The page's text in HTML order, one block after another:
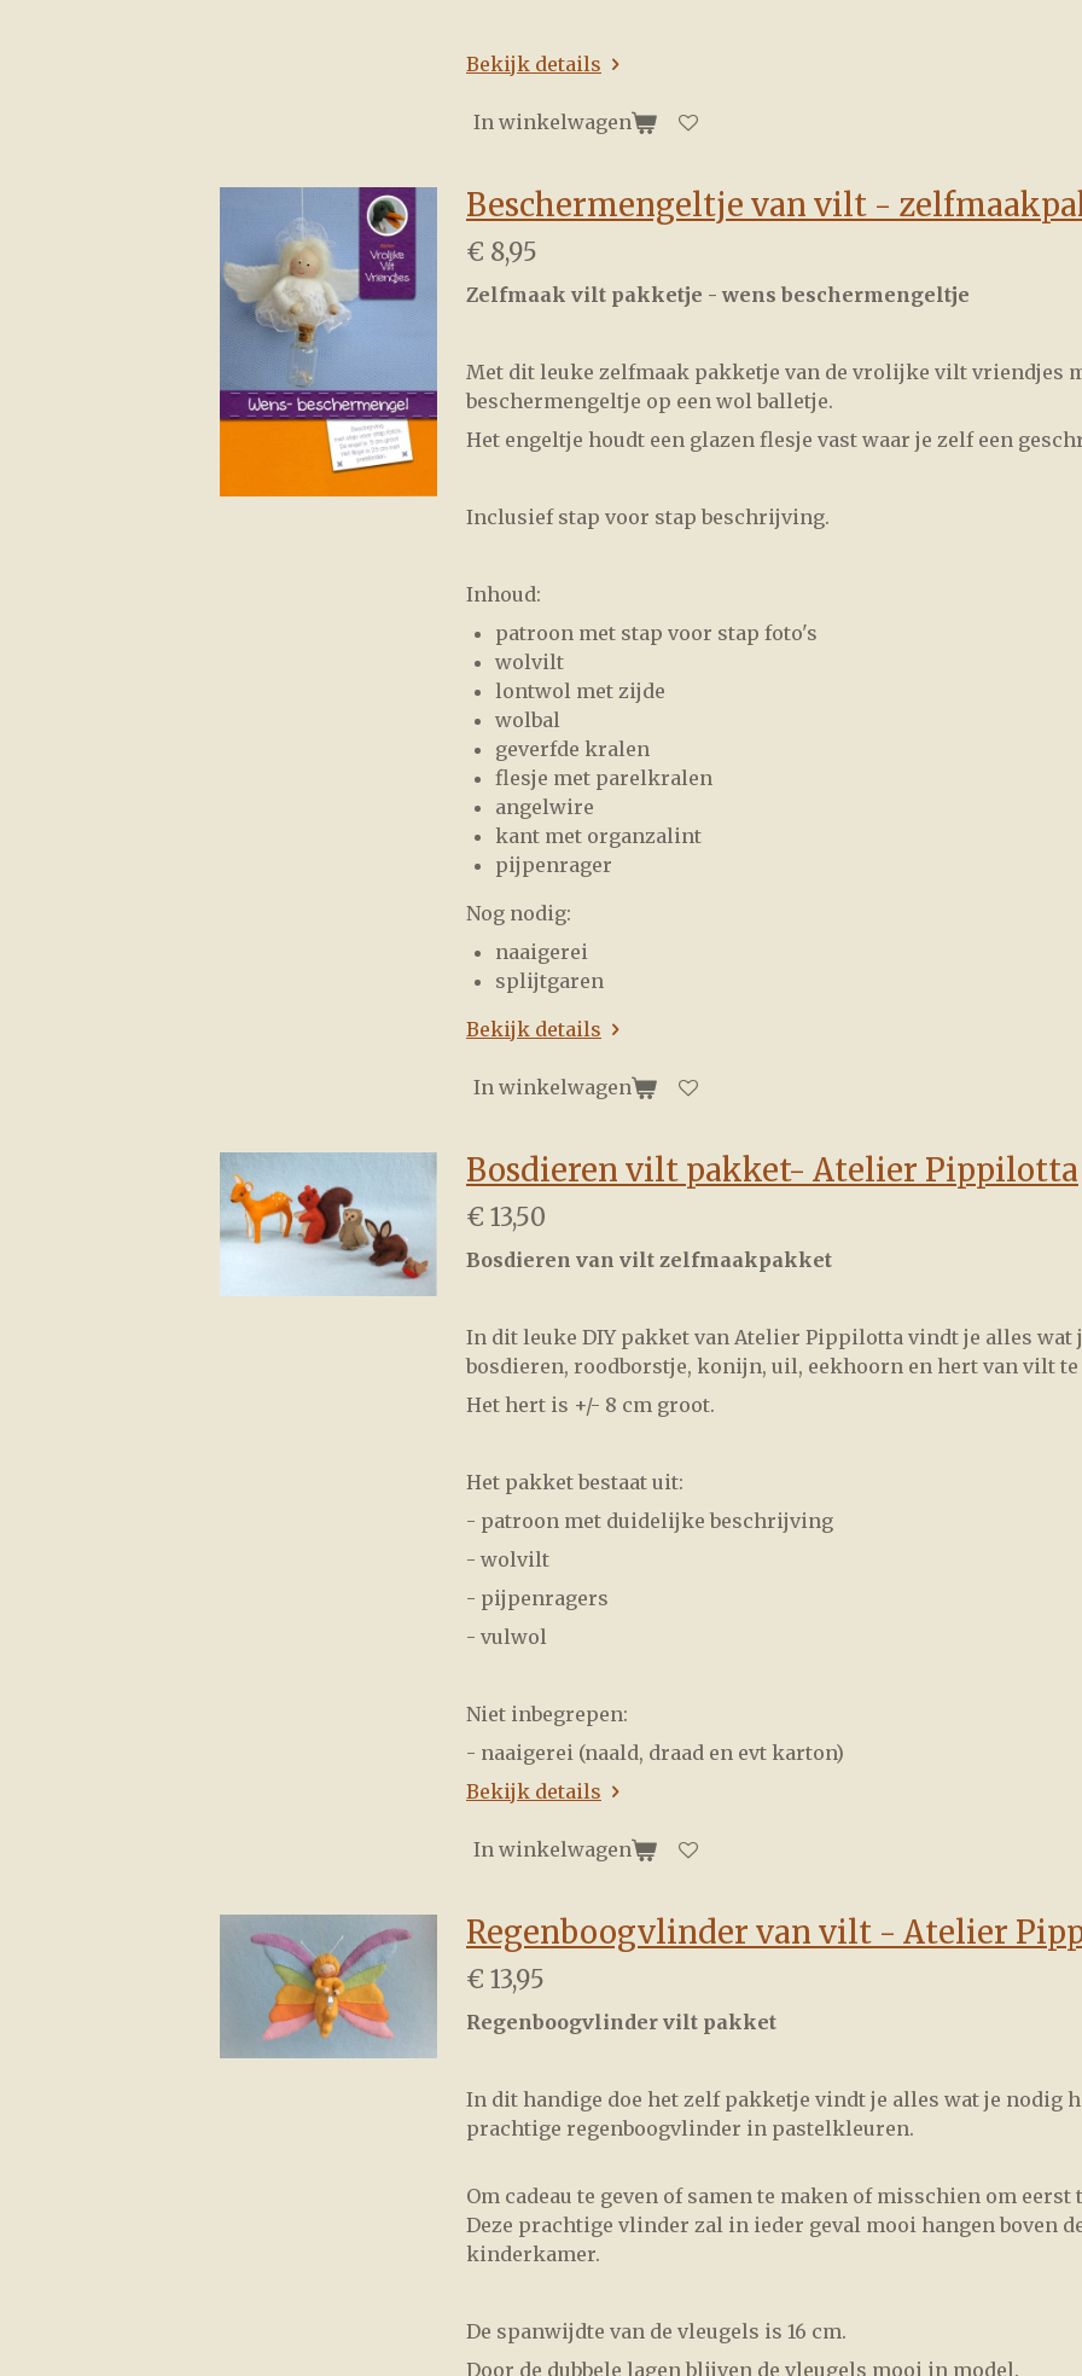
Bekijk details
In winkelwagen
Beschermengeltje van vilt -
€ 8,95
Zelfmaak vilt pakketje - wens beschermengeltje
Met dit leuke zelfmaak pakketje van de vrolijke vilt vriendjes
beschermengeltje op een wol balletje.
Het engeltje houdt een glazen flesje vast waar je zelf een
Inclusief stap voor stap beschrijving.
Inhoud:
patroon met stap voor stap foto's
wolvilt
lontwol met zijde
wolbal
geverfde kralen
flesje met parelkralen
angelwire
kant met organzalint
pijpenrager
Nog nodig:
naaigerei
splijtgaren
Bekijk details
In winkelwagen
Bosdieren vilt pakket- Atelier Pippilotta
€ 13,50
Bosdieren van vilt zelfmaakpakket
In dit leuke DIY pakket van Atelier Pippilotta vindt je alles wat
bosdieren, roodborstje, konijn, uil, eekhoorn en hert van vilt te
Het hert is +/- 8 cm groot.
Het pakket bestaat uit:
- patroon met duidelijke beschrijving
- wolvilt
- pijpenragers
- vulwol
Niet inbegrepen:
- naaigerei (naald, draad en evt karton)
Bekijk details
In winkelwagen
Regenboogvlinder van vilt - Atelier
€ 13,95
Regenboogvlinder vilt pakket
In dit handige doe het zelf pakketje vindt je alles wat je nodig
prachtige regenboogvlinder in pastelkleuren.
Om cadeau te geven of samen te maken of misschien om eerst
Deze prachtige vlinder zal in ieder geval mooi hangen boven
kinderkamer.
De spanwijdte van de vleugels is 16 cm.
Door de dubbele lagen blijven de vleugels mooi in model.